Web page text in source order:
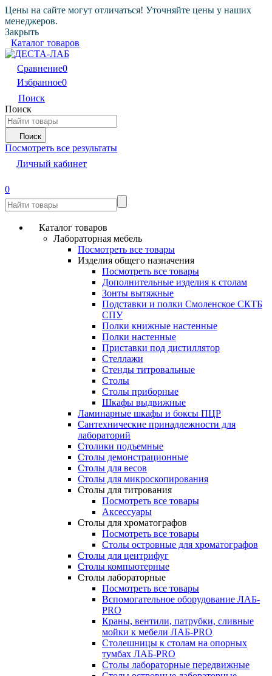
Цены на сайте могут отличаться! Уточняйте цены у наших
менеджеров.
Закрыть
Каталог товаров
Сравнение0
Избранное0
Поиск
Поиск
Поиск
Посмотреть все результаты
Личный кабинет
0
Каталог товаров
Лабораторная мебель
Посмотреть все товары
Изделия общего назначения
Посмотреть все товары
Дополнительные изделия к столам
Зонты вытяжные
Подставки и полки Смоленское СКТБ
СПУ
Полки книжные настенные
Полки настенные
Приставки под дистиллятор
Стеллажи
Стенды титровальные
Столы
Столы приборные
Шкафы выдвижные
Ламинарные шкафы и боксы ПЦР
Сантехнические принадлежности для
лабораторий
Столики подъемные
Столы демонстрационные
Столы для весов
Столы для микроскопирования
Столы для титрования
Посмотреть все товары
Аксессуары
Столы для хроматографов
Посмотреть все товары
Столы островные для хроматографов
Столы для центрифуг
Столы компьютерные
Столы лабораторные
Посмотреть все товары
Вспомогательное оборудование ЛАБ-
PRO
Краны, вентили, патрубки, сливные
мойки к мебели ЛАБ-PRO
Столешницы к столам на опорных
тумбах ЛАБ-PRO
Столы лабораторные передвижные